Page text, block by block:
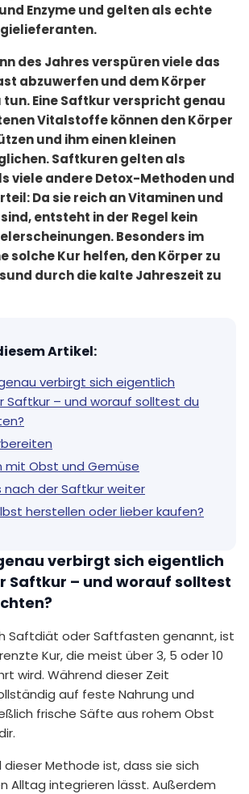
Enzyme und gelten als echte
des Jahres verspüren viele das
abzuwerfen und dem Körper
tun. Eine Saftkur verspricht genau
Vitalstoffe können den Körper
und ihm einen kleinen
Saftkuren gelten als
viele andere Detox-Methoden und
Da sie reich an Vitaminen und
entsteht in der Regel kein
Besonders im
solche Kur helfen, den Körper zu
durch die kalte Jahreszeit zu
Artikel:
verbirgt sich eigentlich
Saftkur – und worauf solltest du
Obst und Gemüse
nach der Saftkur weiter
herstellen oder lieber kaufen?
verbirgt sich eigentlich
Saftkur – und worauf solltest
Saftdiät oder Saftfasten genannt, ist
Kur, die meist über 3, 5 oder 10
wird. Während dieser Zeit
auf feste Nahrung und
frische Säfte aus rohem Obst
dieser Methode ist, dass sie sich
Alltag integrieren lässt. Außerdem